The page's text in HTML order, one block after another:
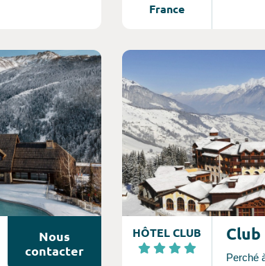
France
vous
l'Italie,
Nous
contacter
HÔTEL CLUB
Perché
Consultez l'offre de voyage